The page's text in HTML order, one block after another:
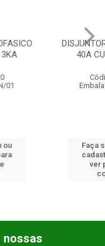
MONOFASICO
40A CURVA C 3KA
Embalagem: UN/01
Faça seu login ou
cadastre-se para
nossas